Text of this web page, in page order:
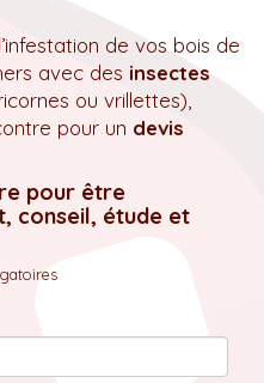
de vos bois de
avec des insectes
ou vrillettes),
pour un devis
pour être
conseil, étude et